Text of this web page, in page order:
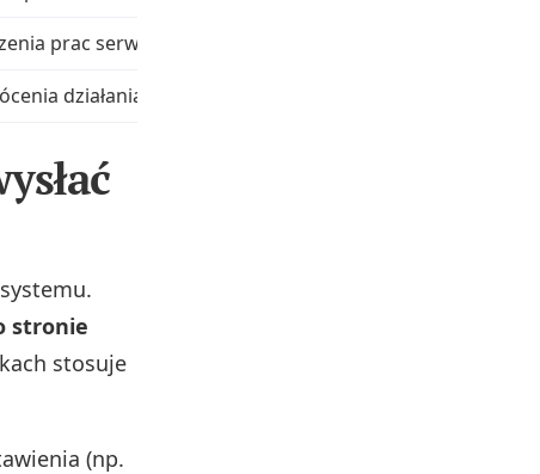
prac serwisowych
działania systemu
stronie
stosuje
(np.